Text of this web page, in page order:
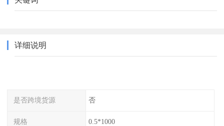
详细说明
是否跨境货源 否
规格 0.5*1000